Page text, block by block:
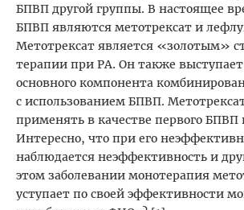
БПВП другой группы. В настоящее
БПВП являются метотрексат и
Метотрексат является «золотым»
терапии при РА. Он также выступает
основного компонента
с использованием БПВП.
применять в качестве первого
Интересно, что при его
наблюдается неэффективность и
этом заболевании монотерапия
уступает по своей эффективности